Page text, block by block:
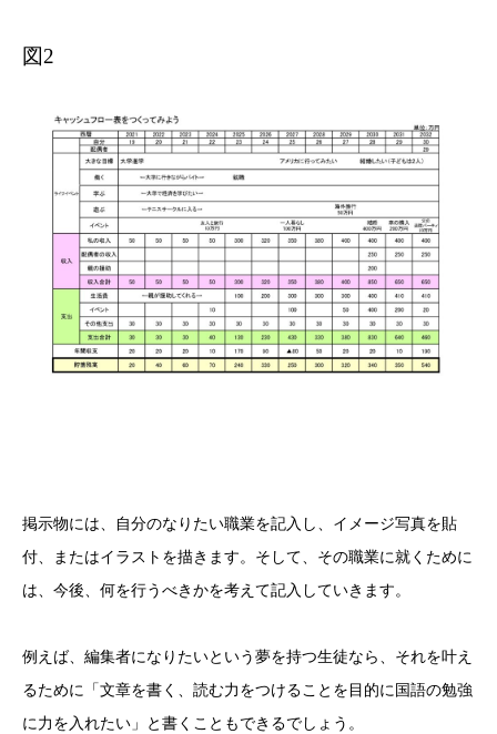
図2
掲示物には、自分のなりたい職業を記入し、イメージ写真を貼
付、またはイラストを描きます。そして、その職業に就くために
は、今後、何を行うべきかを考えて記入していきます。
例えば、編集者になりたいという夢を持つ生徒なら、それを叶え
るために「文章を書く、読む力をつけることを目的に国語の勉強
に力を入れたい」と書くこともできるでしょう。